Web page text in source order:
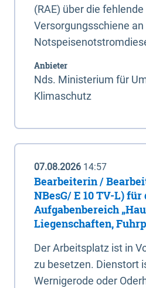
(RAE) über die
Versorgungsschiene
Anbieter
Nds. Ministerium für
Klimaschutz
07.08.2026 14:57
Bearbeiterin /
NBesG/ E 10 TV-L) für
Aufgabenbereich
Liegenschaften,
Der Arbeitsplatz ist in
zu besetzen. Dienstort
Wernigerode oder